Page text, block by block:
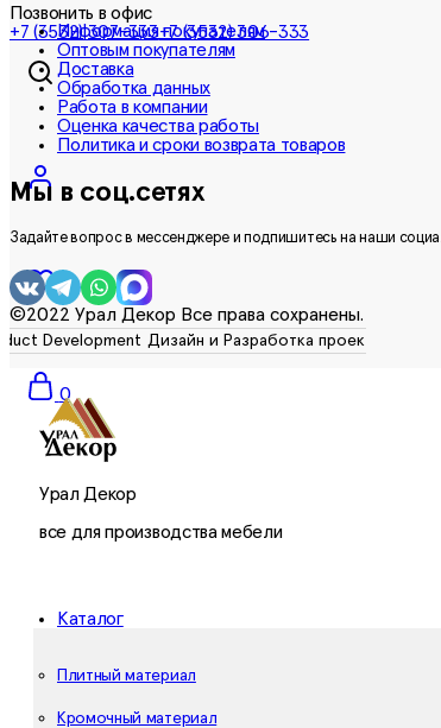
Позвонить в офис
+7 (3532) 307-333+7 (3532) 306-333
0
0
Информация покупателям
Оптовым покупателям
Доставка
Обработка данных
Работа в компании
Оценка качества работы
Политика и сроки возврата товаров
Мы в соц.сетях
Задайте вопрос в мессенджере и подпишитесь на наши
©2022 Урал Декор Все права сохранены.
Урал Декор
все для производства мебели
Каталог
Плитный материал
Кромочный материал